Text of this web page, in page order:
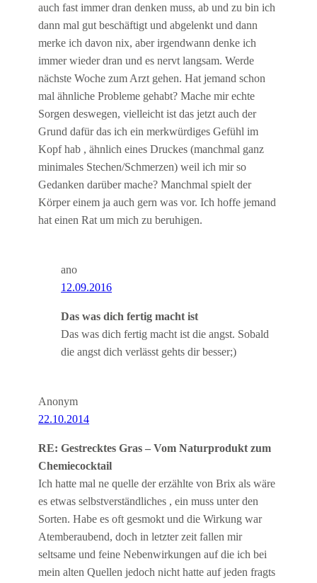
auch fast immer dran denken muss, ab und zu bin ich
dann mal gut beschäftigt und abgelenkt und dann
merke ich davon nix, aber irgendwann denke ich
immer wieder dran und es nervt langsam. Werde
nächste Woche zum Arzt gehen. Hat jemand schon
mal ähnliche Probleme gehabt? Mache mir echte
Sorgen deswegen, vielleicht ist das jetzt auch der
Grund dafür das ich ein merkwürdiges Gefühl im
Kopf hab , ähnlich eines Druckes (manchmal ganz
minimales Stechen/Schmerzen) weil ich mir so
Gedanken darüber mache? Manchmal spielt der
Körper einem ja auch gern was vor. Ich hoffe jemand
hat einen Rat um mich zu beruhigen.
ano
12.09.2016
Das was dich fertig macht ist
Das was dich fertig macht ist die angst. Sobald
die angst dich verlässt gehts dir besser;)
Anonym
22.10.2014
RE: Gestrecktes Gras – Vom Naturprodukt zum
Chemiecocktail
Ich hatte mal ne quelle der erzählte von Brix als wäre
es etwas selbstverständliches , ein muss unter den
Sorten. Habe es oft gesmokt und die Wirkung war
Atemberaubend, doch in letzter zeit fallen mir
seltsame und feine Nebenwirkungen auf die ich bei
mein alten Quellen jedoch nicht hatte auf jeden fragts